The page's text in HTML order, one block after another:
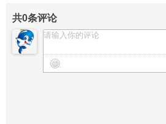
共0条评论